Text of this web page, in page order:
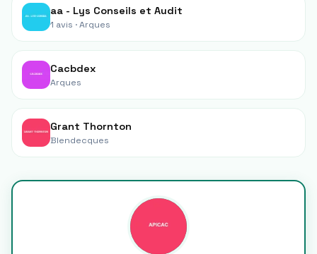
aa - Lys Conseils et Audit
1 avis ·Arques
Cacbdex
Arques
Grant Thornton
Blendecques